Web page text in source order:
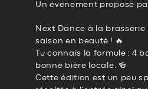
Un événement proposé
Next Dance à la
saison en beauté ! 🔥
Tu connais la formule : 4
bonne bière locale. 🍻
Cette édition est un peu